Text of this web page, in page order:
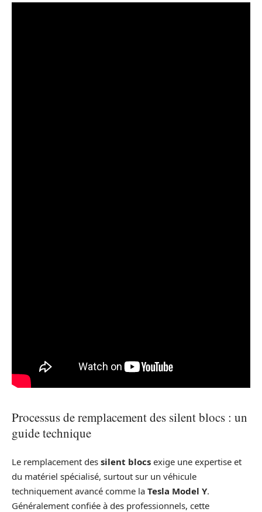
Processus de remplacement des silent blocs : un
guide technique
Le remplacement des silent blocs exige une expertise et
du matériel spécialisé, surtout sur un véhicule
techniquement avancé comme la Tesla Model Y.
Généralement confiée à des professionnels, cette